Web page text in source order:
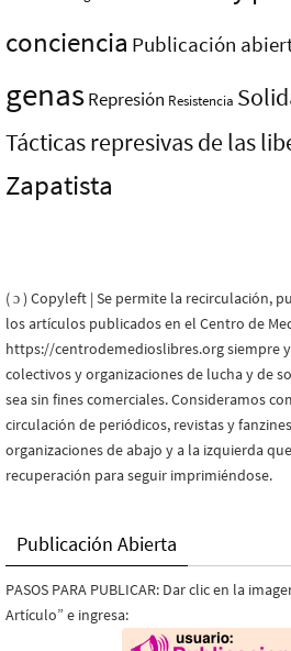
conciencia Publicación
genasRepresión Resistencia
Tácticas represivas de las
Zapatista
( ɔ ) Copyleft | Se permite la recirculación,
los artículos publicados en el Centro de
https://centrodemedioslibres.org siempre
colectivos y organizaciones de lucha y de
sea sin fines comerciales. Consideramos
circulación de periódicos, revistas y
organizaciones de abajo y a la izquierda
recuperación para seguir imprimiéndose.
Publicación Abierta
PASOS PARA PUBLICAR: Dar clic en la
Artículo” e ingresa: